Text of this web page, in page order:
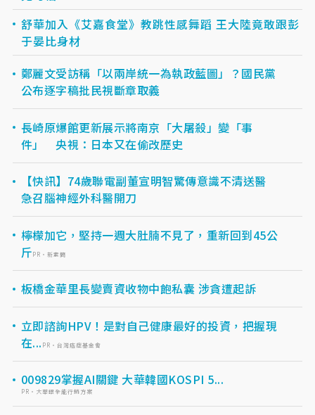
舒華加入《艾嘉食堂》教跳性感舞蹈 王大陸竟敢跟彭
于晏比身材
鄭麗文受訪稱「以兩岸統一為執政藍圖」？國民黨
公布逐字稿批民視斷章取義
長崎原爆館更新展示將南京「大屠殺」變「事
件」 央視：日本又在偷改歷史
【快訊】74歲聯電副董宣明智驚傳意識不清送醫
急召腦神經外科醫開刀
檸檬加它，堅持一週大肚腩不見了，重新回到45公
斤PR・新素簡
板橋金華里長變賣資收物中飽私囊 涉貪遭起訴
立即諮詢HPV！是對自己健康最好的投資，把握現
在... PR・台灣癌症基金會
009829掌握AI關鍵 大華韓國KOSPI 5...
PR・大華銀全能行銷方案